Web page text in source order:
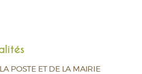
POSTE ET DE LA MAIRIE